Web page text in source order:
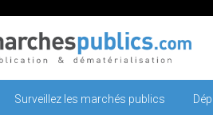
Surveillez les marchés publics